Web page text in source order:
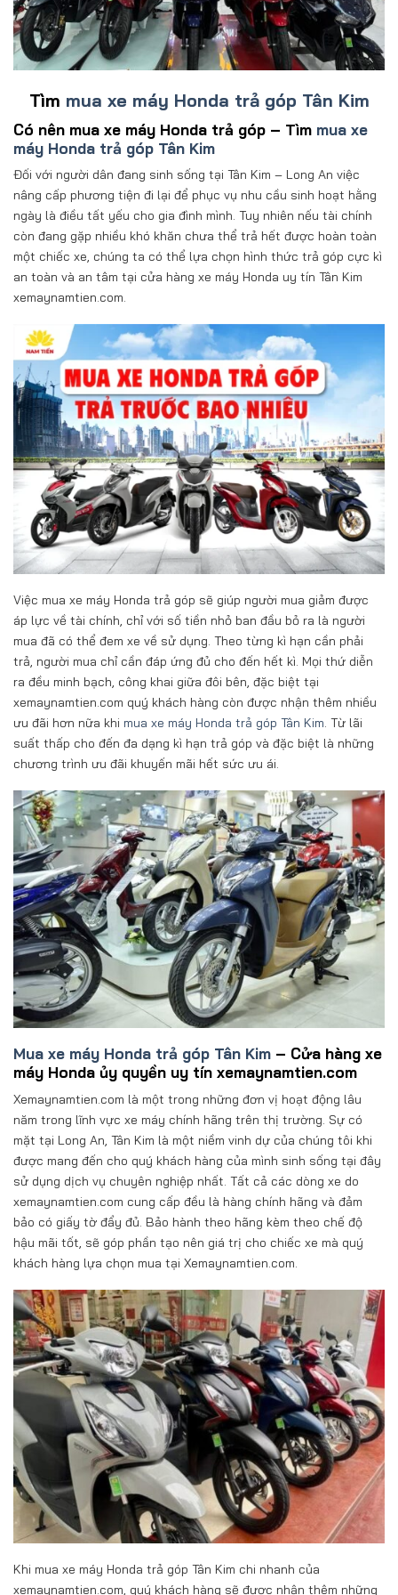
Tìm mua xe máy Honda trả góp Tân Kim
Có nên mua xe máy Honda trả góp – Tìm mua xe
máy Honda trả góp Tân Kim
Đối với người dân đang sinh sống tại Tân Kim – Long An việc
nâng cấp phương tiện đi lại để phục vụ nhu cầu sinh hoạt hằng
ngày là điều tất yếu cho gia đình mình. Tuy nhiên nếu tài chính
còn đang gặp nhiều khó khăn chưa thể trả hết được hoàn toàn
một chiếc xe, chúng ta có thể lựa chọn hình thức trả góp cực kì
an toàn và an tâm tại cửa hàng xe máy Honda uy tín Tân Kim
xemaynamtien.com.
Việc mua xe máy Honda trả góp sẽ giúp người mua giảm được
áp lực về tài chính, chỉ với số tiền nhỏ ban đầu bỏ ra là người
mua đã có thể đem xe về sử dụng. Theo từng kì hạn cần phải
trả, người mua chỉ cần đáp ứng đủ cho đến hết kì. Mọi thứ diễn
ra đều minh bạch, công khai giữa đôi bên, đặc biệt tại
xemaynamtien.com quý khách hàng còn được nhận thêm nhiều
ưu đãi hơn nữa khi mua xe máy Honda trả góp Tân Kim. Từ lãi
suất thấp cho đến đa dạng kì hạn trả góp và đặc biệt là những
chương trình ưu đãi khuyến mãi hết sức ưu ái.
Mua xe máy Honda trả góp Tân Kim – Cửa hàng xe
máy Honda ủy quyền uy tín xemaynamtien.com
Xemaynamtien.com là một trong những đơn vị hoạt động lâu
năm trong lĩnh vực xe máy chính hãng trên thị trường. Sự có
mặt tại Long An, Tân Kim là một niềm vinh dự của chúng tôi khi
được mang đến cho quý khách hàng của mình sinh sống tại đây
sử dụng dịch vụ chuyên nghiệp nhất. Tất cả các dòng xe do
xemaynamtien.com cung cấp đều là hàng chính hãng và đảm
bảo có giấy tờ đẩy đủ. Bảo hành theo hãng kèm theo chế độ
hậu mãi tốt, sẽ góp phần tạo nên giá trị cho chiếc xe mà quý
khách hàng lựa chọn mua tại Xemaynamtien.com.
Khi mua xe máy Honda trả góp Tân Kim chi nhanh của
xemaynamtien.com, quý khách hàng sẽ được nhận thêm những